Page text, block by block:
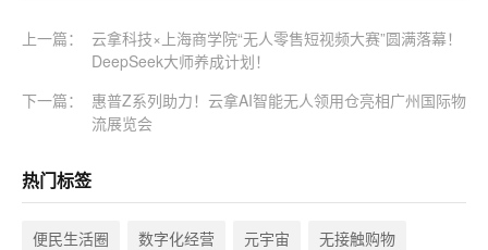
上一篇：
云拿科技×上海商学院“无人零售短视频大赛”圆满落幕！
DeepSeek大师养成计划！
下一篇：
惠普Z系列助力！云拿AI智能无人领用仓亮相广州国际物
流展览会
热门标签
便民生活圈 数字化经营 元宇宙
无接触购物